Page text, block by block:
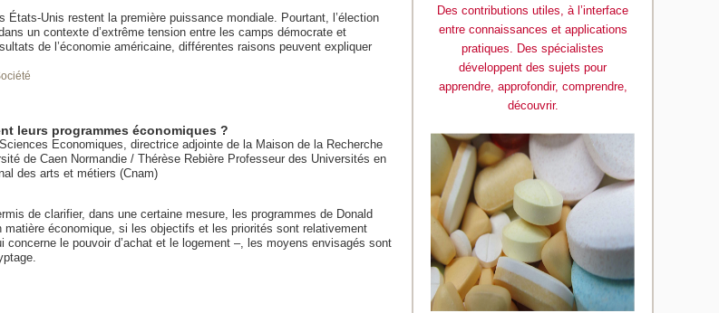
États-Unis restent la première puissance mondiale. Pourtant, l’élection
un contexte d’extrême tension entre les camps démocrate et
de l’économie américaine, différentes raisons peuvent expliquer
leurs programmes économiques ?
Economiques, directrice adjointe de la Maison de la Recherche
de Caen Normandie / Thérèse Rebière Professeur des Universités en
des arts et métiers (Cnam)
de clarifier, dans une certaine mesure, les programmes de Donald
matière économique, si les objectifs et les priorités sont relativement
concerne le pouvoir d’achat et le logement –, les moyens envisagés sont
Des contributions utiles, à l’interface
entre connaissances et applications
pratiques. Des spécialistes
développent des sujets pour
apprendre, approfondir, comprendre,
découvrir.